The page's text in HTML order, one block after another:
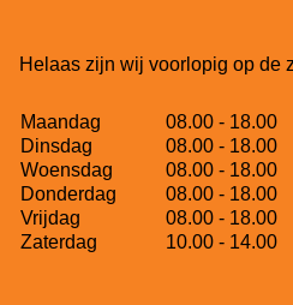
Helaas zijn wij voorlopig op de
Maandag
08.00 - 18.00
Dinsdag
08.00 - 18.00
Woensdag
08.00 - 18.00
Donderdag
08.00 - 18.00
Vrijdag
08.00 - 18.00
Zaterdag
10.00 - 14.00